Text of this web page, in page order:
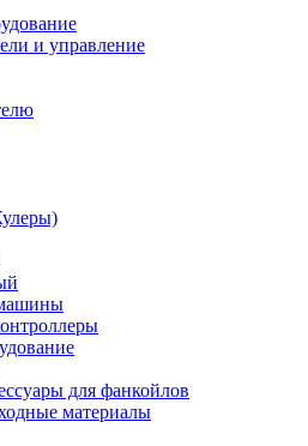
и управление
для фанкойлов
материалы